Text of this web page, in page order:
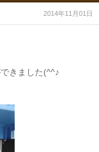
2014年11月01日
きました(^^♪